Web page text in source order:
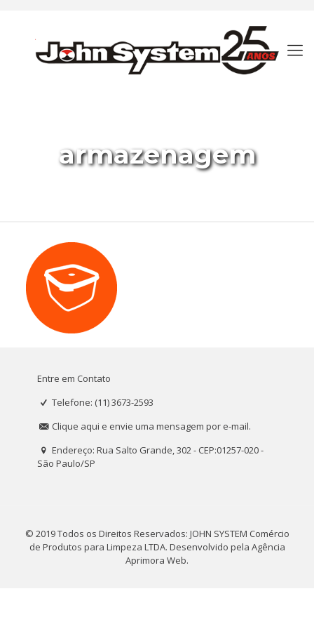
armazenagem
Entre em Contato
Telefone: (11) 3673-2593
Clique aqui e envie uma mensagem por e-mail.
Endereço: Rua Salto Grande, 302 - CEP:01257-020 -
São Paulo/SP
© 2019 Todos os Direitos Reservados: JOHN SYSTEM Comércio
de Produtos para Limpeza LTDA. Desenvolvido pela Agência
Aprimora Web.